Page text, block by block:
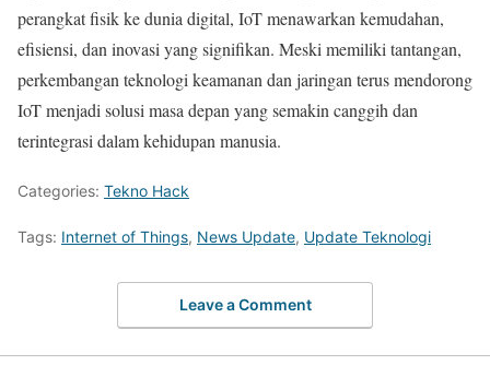
perangkat fisik ke dunia digital, IoT menawarkan kemudahan,
efisiensi, dan inovasi yang signifikan. Meski memiliki tantangan,
perkembangan teknologi keamanan dan jaringan terus mendorong
IoT menjadi solusi masa depan yang semakin canggih dan
terintegrasi dalam kehidupan manusia.
Categories: Tekno Hack
Tags: Internet of Things, News Update, Update Teknologi
Leave a Comment